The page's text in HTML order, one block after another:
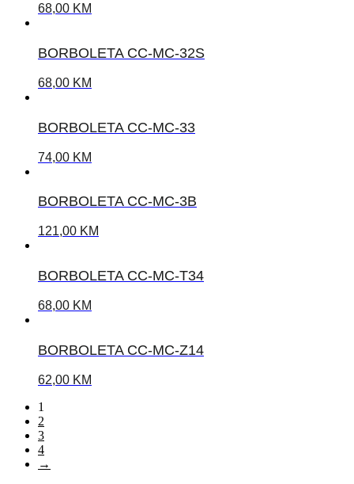
68,00 KM
BORBOLETA CC-MC-32S
68,00 KM
BORBOLETA CC-MC-33
74,00 KM
BORBOLETA CC-MC-3B
121,00 KM
BORBOLETA CC-MC-T34
68,00 KM
BORBOLETA CC-MC-Z14
62,00 KM
1
2
3
4
→